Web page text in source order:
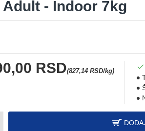
- Indoor 7kg
RSD(827,14 RSD/kg)